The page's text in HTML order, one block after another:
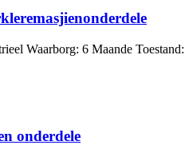
Waarborg: 6 Maande
onderdele